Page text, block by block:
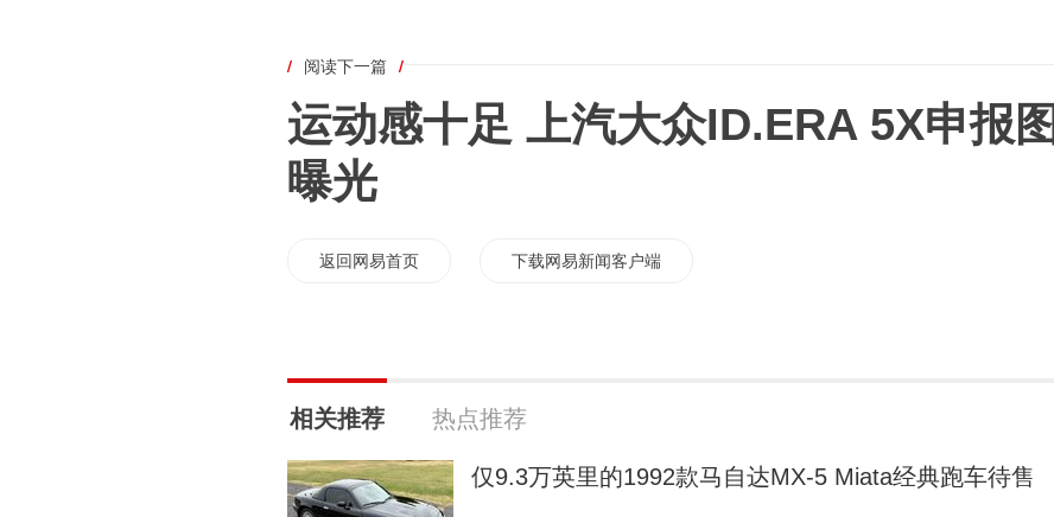
/ 阅读下一篇 /
运动感十足 上汽大众ID.ERA 5X申报图
曝光
返回网易首页 下载网易新闻客户端
相关推荐 热点推荐
仅9.3万英里的1992款马自达MX-5 Miata经典跑车待售